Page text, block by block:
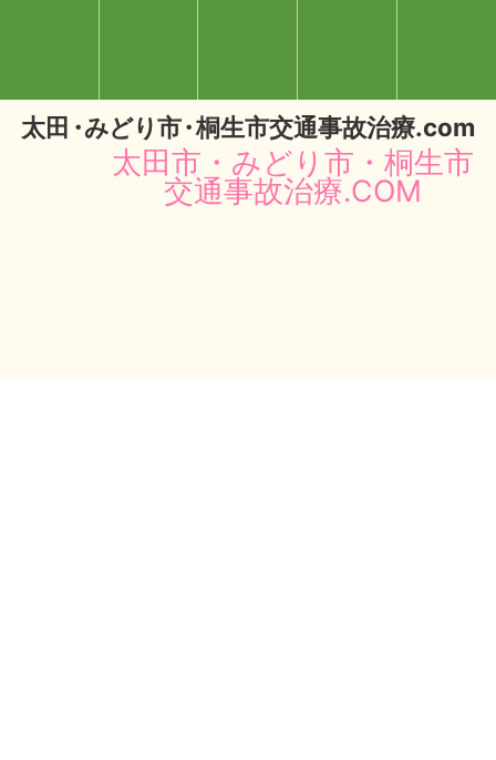
太田・みどり市・桐生市交通事故治療.com
太田市・みどり市・桐生市
交通事故治療.COM